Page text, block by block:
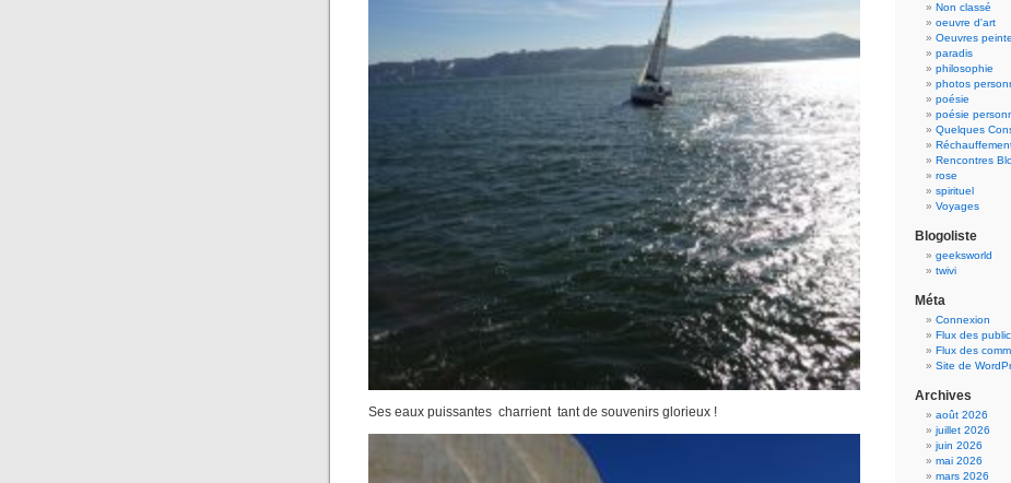
Ses eaux puissantes charrient tant de souvenirs glorieux !
Non classé
oeuvre d'art
Oeuvres
paradis
philosophie
photos
poésie
poésie
Quelques
Rencontres
rose
spirituel
Voyages
Blogoliste
geeksworld
twivi
Méta
Connexion
Flux des
Flux des
Site de
Archives
août 2026
juillet 2026
juin 2026
mai 2026
mars 2026